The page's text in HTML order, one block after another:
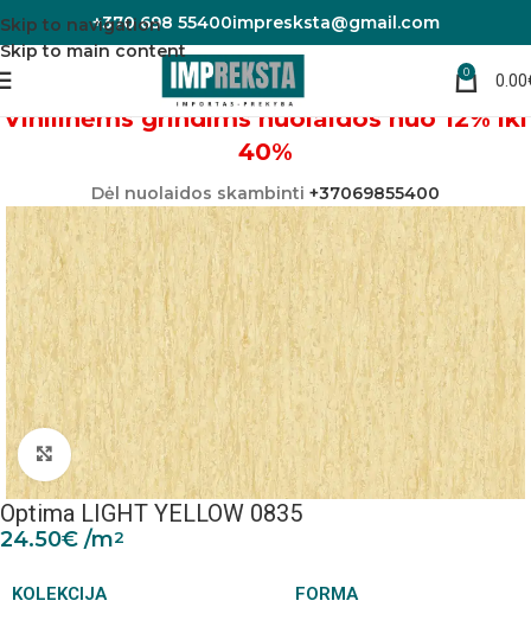
Skip to navigation
Skip to main content
+370 698 55400impresksta@gmail.com
0 0.00
Pradžia Linoleumas/PVC danga
Vinilinėms grindims nuolaidos nuo 12% iki
40%
Dėl nuolaidos skambinti +37069855400
Padidinti nuotrauką
Optima LIGHT YELLOW 0835
24.50€ /m2
KOLEKCIJA FORMA